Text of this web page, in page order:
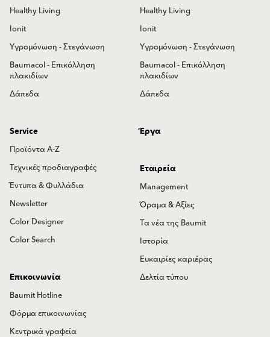
Healthy Living
Ionit
Υγρομόνωση - Στεγάνωση
Baumacol - Επικόλληση
πλακιδίων
Δάπεδα
Healthy Living
Ionit
Υγρομόνωση - Στεγάνωση
Baumacol - Επικόλληση
πλακιδίων
Δάπεδα
Service
Προϊόντα Α-Ζ
Τεχνικές προδιαγραφές
Έντυπα & Φυλλάδια
Newsletter
Color Designer
Color Search
Έργα
Εταιρεία
Management
Όραμα & Αξίες
Τα νέα της Baumit
Ιστορία
Ευκαιρίες καριέρας
Δελτία τύπου
Επικοινωνία
Baumit Hotline
Φόρμα επικοινωνίας
Κεντρικά γραφεία